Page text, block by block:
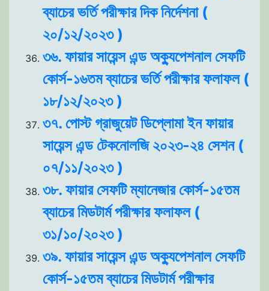
ব্যাচের ভর্তি পরীক্ষার দিক নির্দেশনা (
২০/১২/২০২৩ )
৩৬. ফায়ার সায়েন্স এন্ড অক্যুপেশনাল সেফটি
কোর্স-১৬তম ব্যাচের ভর্তি পরীক্ষার ফলাফল (
১৮/১২/২০২৩ )
৩৭. পোস্ট গ্রাজুয়েট ডিপ্লোমা ইন ফায়ার
সায়েন্স এন্ড টেকনোলজি ২০২৩-২৪ সেশন (
০৭/১১/২০২৩ )
৩৮. ফায়ার সেফটি ম্যানেজার কোর্স-১৫তম
ব্যাচের মিডটার্ম পরীক্ষার ফলাফল (
৩১/১০/২০২৩ )
৩৯. ফায়ার সায়েন্স এন্ড অক্যুপেশনাল সেফটি
কোর্স-১৫তম ব্যাচের মিডটার্ম পরীক্ষার